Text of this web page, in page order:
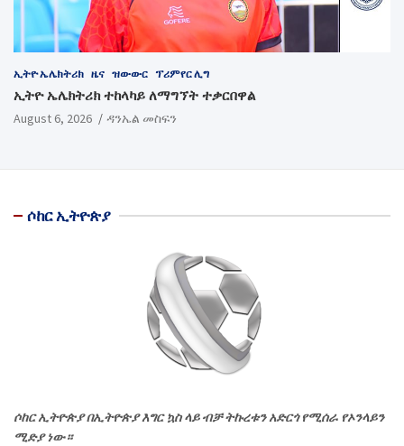
ኢትዮ ኤሌክትሪክ ዜና ዝውውር ፕሪምየር ሊግ
ኢትዮ ኤሌክትሪክ ተከላካይ ለማግኘት ተቃርበዋል
August 6, 2026 ዳንኤል መስፍን
ሶከር ኢትዮጵያ
ሶከር ኢትዮጵያ በኢትዮጵያ እግር ኳስ ላይ ብቻ ትኩረቱን አድርጎ የሚሰራ የኦንላይን
ሚድያ ነው።